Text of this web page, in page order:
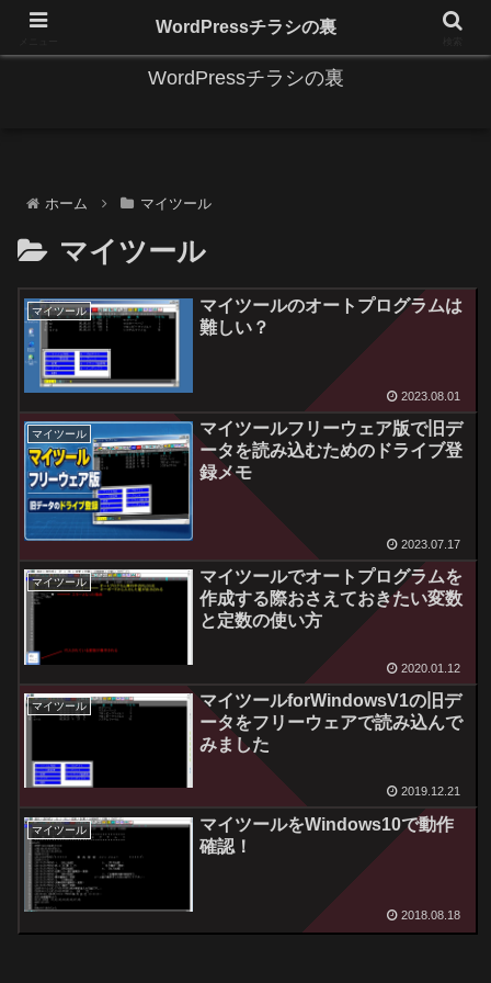
IT系に係る基礎的な情報と便利な使い方を更新します。
WordPressチラシの裏
ホーム マイツール
マイツール
マイツール
マイツールのオートプログラムは
難しい？
2023.08.01
マイツール
マイツールフリーウェア版で旧デ
ータを読み込むためのドライブ登
録メモ
2023.07.17
マイツール
マイツールでオートプログラムを
作成する際おさえておきたい変数
と定数の使い方
2020.01.12
マイツール
マイツールforWindowsV1の旧デ
ータをフリーウェアで読み込んで
みました
2019.12.21
マイツール
マイツールをWindows10で動作
確認！
2018.08.18
WordPressチラシの裏